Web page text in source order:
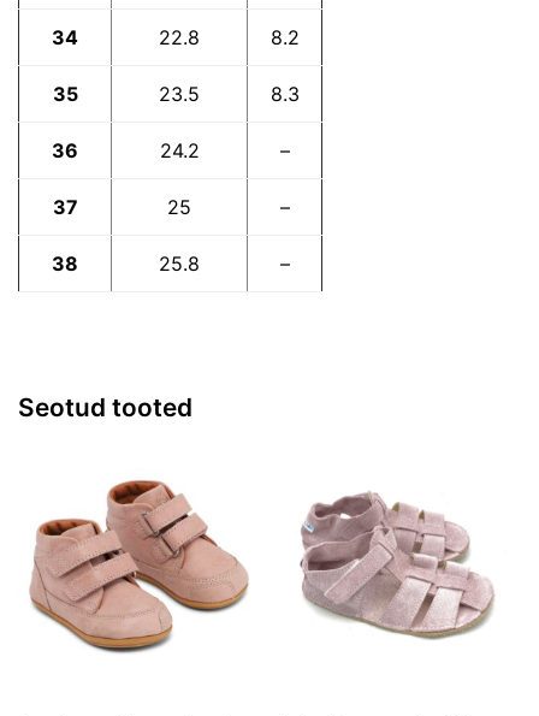
34 22.8 8.2
35 23.5 8.3
36 24.2 –
37 25 –
38 25.8 –
Seotud tooted